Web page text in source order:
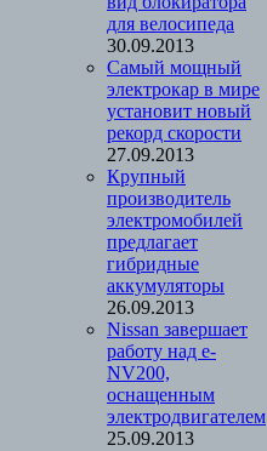
для велосипеда
30.09.2013
Cамый мощный
электрокар в мире
установит новый
рекорд скорости
27.09.2013
Крупный
производитель
электромобилей
предлагает
гибридные
аккумуляторы
26.09.2013
Nissan завершает
работу над e-
NV200,
оснащенным
электродвигателем
25.09.2013